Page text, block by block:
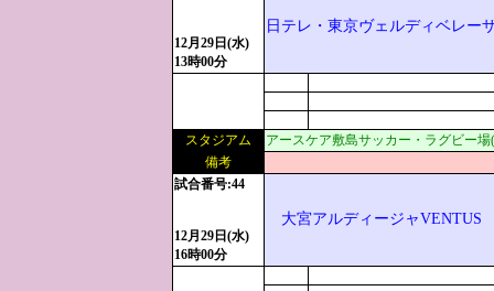
12月29日(水)
13時00分
日テレ・東京ヴェルディベレー
スタジアム
アースケア敷島サッカー・ラグビー
備考
試合番号:44
12月29日(水)
16時00分
大宮アルディージャVENTUS